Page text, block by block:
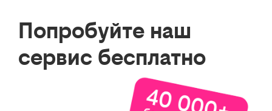
Попробуйте наш
сервис бесплатно